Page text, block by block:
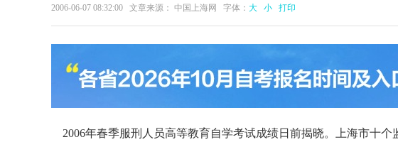
2006-06-07 08:32:00 文章来源： 中国上海网 字体： 大 小 打印
2006年春季服刑人员高等教育自学考试成绩日前揭晓。上海市十个